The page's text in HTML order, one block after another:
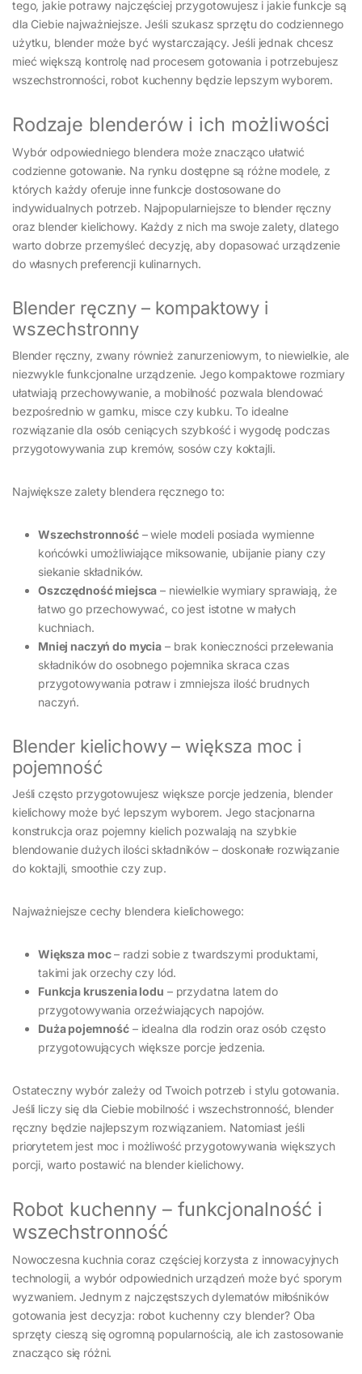
tego, jakie potrawy najczęściej przygotowujesz i jakie funkcje są
dla Ciebie najważniejsze. Jeśli szukasz sprzętu do codziennego
użytku, blender może być wystarczający. Jeśli jednak chcesz
mieć większą kontrolę nad procesem gotowania i potrzebujesz
wszechstronności, robot kuchenny będzie lepszym wyborem.
Rodzaje blenderów i ich możliwości
Wybór odpowiedniego blendera może znacząco ułatwić
codzienne gotowanie. Na rynku dostępne są różne modele, z
których każdy oferuje inne funkcje dostosowane do
indywidualnych potrzeb. Najpopularniejsze to blender ręczny
oraz blender kielichowy. Każdy z nich ma swoje zalety, dlatego
warto dobrze przemyśleć decyzję, aby dopasować urządzenie
do własnych preferencji kulinarnych.
Blender ręczny – kompaktowy i
wszechstronny
Blender ręczny, zwany również zanurzeniowym, to niewielkie, ale
niezwykle funkcjonalne urządzenie. Jego kompaktowe rozmiary
ułatwiają przechowywanie, a mobilność pozwala blendować
bezpośrednio w garnku, misce czy kubku. To idealne
rozwiązanie dla osób ceniących szybkość i wygodę podczas
przygotowywania zup kremów, sosów czy koktajli.
Największe zalety blendera ręcznego to:
Wszechstronność– wiele modeli posiada wymienne
końcówki umożliwiające miksowanie, ubijanie piany czy
siekanie składników.
Oszczędność miejsca – niewielkie wymiary sprawiają, że
łatwo go przechowywać, co jest istotne w małych
kuchniach.
Mniej naczyń do mycia – brak konieczności przelewania
składników do osobnego pojemnika skraca czas
przygotowywania potraw i zmniejsza ilość brudnych
naczyń.
Blender kielichowy – większa moc i
pojemność
Jeśli często przygotowujesz większe porcje jedzenia, blender
kielichowy może być lepszym wyborem. Jego stacjonarna
konstrukcja oraz pojemny kielich pozwalają na szybkie
blendowanie dużych ilości składników – doskonałe rozwiązanie
do koktajli, smoothie czy zup.
Najważniejsze cechy blendera kielichowego:
Większa moc– radzi sobie z twardszymi produktami,
takimi jak orzechy czy lód.
Funkcja kruszenia lodu – przydatna latem do
przygotowywania orzeźwiających napojów.
Duża pojemność – idealna dla rodzin oraz osób często
przygotowujących większe porcje jedzenia.
Ostateczny wybór zależy od Twoich potrzeb i stylu gotowania.
Jeśli liczy się dla Ciebie mobilność i wszechstronność, blender
ręczny będzie najlepszym rozwiązaniem. Natomiast jeśli
priorytetem jest moc i możliwość przygotowywania większych
porcji, warto postawić na blender kielichowy.
Robot kuchenny – funkcjonalność i
wszechstronność
Nowoczesna kuchnia coraz częściej korzysta z innowacyjnych
technologii, a wybór odpowiednich urządzeń może być sporym
wyzwaniem. Jednym z najczęstszych dylematów miłośników
gotowania jest decyzja: robot kuchenny czy blender? Oba
sprzęty cieszą się ogromną popularnością, ale ich zastosowanie
znacząco się różni.